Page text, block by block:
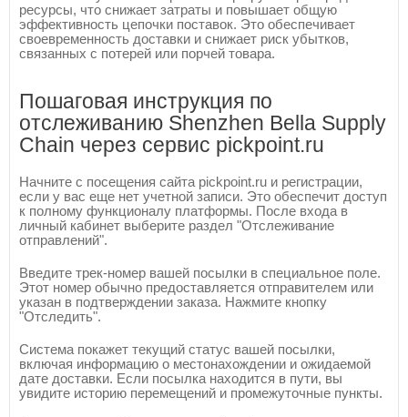
ресурсы, что снижает затраты и повышает общую
эффективность цепочки поставок. Это обеспечивает
своевременность доставки и снижает риск убытков,
связанных с потерей или порчей товара.
Пошаговая инструкция по
отслеживанию Shenzhen Bella Supply
Chain через сервис pickpoint.ru
Начните с посещения сайта pickpoint.ru и регистрации,
если у вас еще нет учетной записи. Это обеспечит доступ
к полному функционалу платформы. После входа в
личный кабинет выберите раздел "Отслеживание
отправлений".
Введите трек-номер вашей посылки в специальное поле.
Этот номер обычно предоставляется отправителем или
указан в подтверждении заказа. Нажмите кнопку
"Отследить".
Система покажет текущий статус вашей посылки,
включая информацию о местонахождении и ожидаемой
дате доставки. Если посылка находится в пути, вы
увидите историю перемещений и промежуточные пункты.